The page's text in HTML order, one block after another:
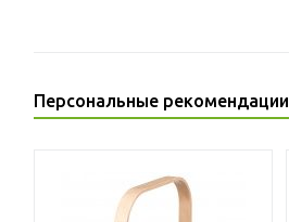
Персональные рекомендации